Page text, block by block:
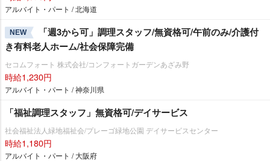
アルバイト・パート / 北海道
NEW
「週3から可」調理スタッフ/無資格可/午前のみ/介護付
き有料老人ホーム/社会保障完備
セコムフォート 株式会社/コンフォートガーデンあざみ野
時給1,230円
アルバイト・パート / 神奈川県
「福祉調理スタッフ」無資格可/デイサービス
社会福祉法人緑地福祉会/プレーゴ緑地公園 デイサービスセンター
時給1,180円
アルバイト・パート / 大阪府